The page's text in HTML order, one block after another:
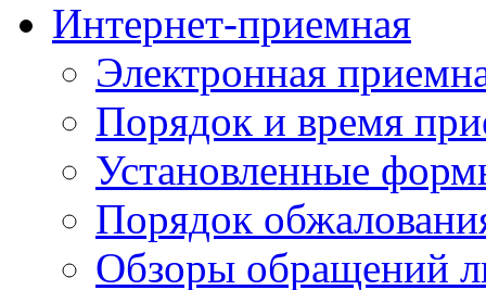
Интернет-приемная
Электронная
Порядок и время
Установленные
Порядок
Обзоры обращений